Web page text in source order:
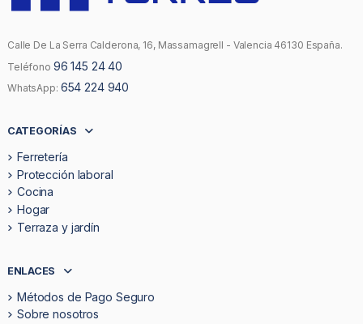
Calle De La Serra Calderona, 16, Massamagrell - Valencia 46130 España.
Teléfono 96 145 24 40
WhatsApp: 654 224 940
CATEGORÍAS
Ferretería
Protección laboral
Cocina
Hogar
Terraza y jardín
ENLACES
Métodos de Pago Seguro
Sobre nosotros